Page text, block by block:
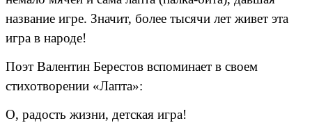
название игре. Значит, более тысячи лет живет эта
игра в народе!
Поэт Валентин Берестов вспоминает в своем
стихотворении «Лапта»:
О, радость жизни, детская игра!